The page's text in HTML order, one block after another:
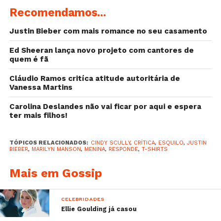
Recomendamos...
Justin Bieber com mais romance no seu casamento
Ed Sheeran lança novo projeto com cantores de
quem é fã
Cláudio Ramos critíca atitude autoritária de
Vanessa Martins
Carolina Deslandes não vai ficar por aqui e espera
ter mais filhos!
TÓPICOS RELACIONADOS: CINDY SCULLY, CRÍTICA, ESQUILO, JUSTIN
BIEBER, MARILYN MANSON, MENINA, RESPONDE, T-SHIRTS
Mais em Gossip
CELEBRIDADES
Ellie Goulding já casou